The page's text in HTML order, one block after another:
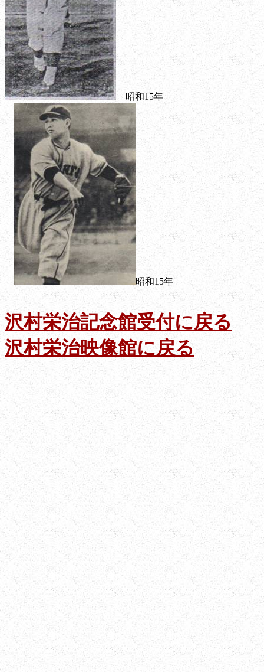
昭和15年
昭和15年
沢村栄治記念館受付に戻る
沢村栄治映像館に戻る